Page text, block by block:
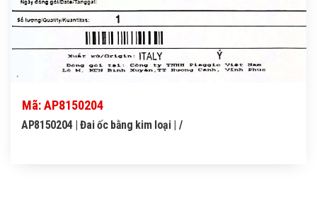
Mã: AP8150204
AP8150204 | Đai ốc bằng kim loại | /